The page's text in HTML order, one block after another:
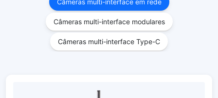
Câmeras multi-interface em rede
Câmeras multi-interface modulares
Câmeras multi-interface Type-C